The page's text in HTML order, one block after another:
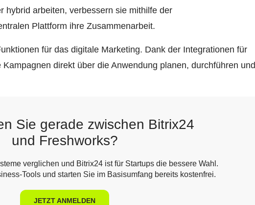
hybrid arbeiten, verbessern sie mithilfe der
Plattform ihre Zusammenarbeit.
für das digitale Marketing. Dank der Integrationen für
direkt über die Anwendung planen, durchführen und
Sie gerade zwischen Bitrix24
und Freshworks?
verglichen und Bitrix24 ist für Startups die bessere Wahl.
Tools und starten Sie im Basisumfang bereits kostenfrei.
JETZT ANMELDEN